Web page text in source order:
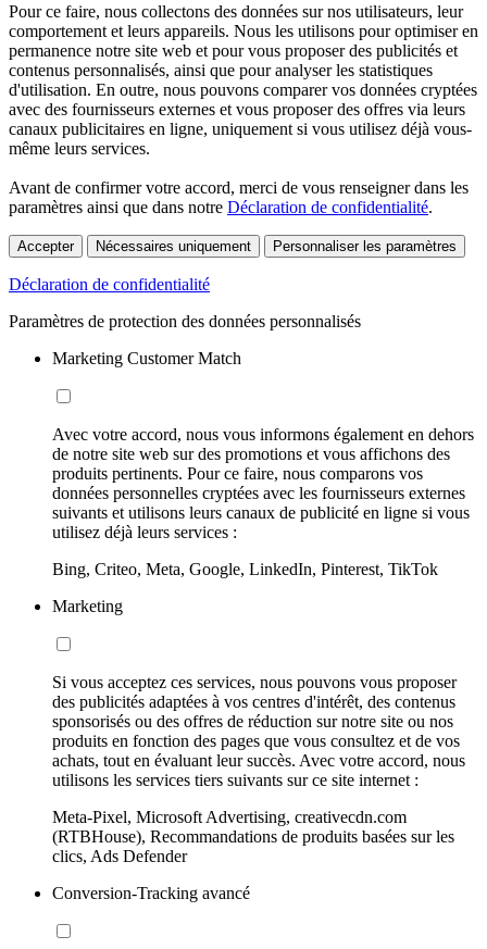
Pour ce faire, nous collectons des données sur nos utilisateurs, leur
comportement et leurs appareils. Nous les utilisons pour optimiser en
permanence notre site web et pour vous proposer des publicités et
contenus personnalisés, ainsi que pour analyser les statistiques
d'utilisation. En outre, nous pouvons comparer vos données cryptées
avec des fournisseurs externes et vous proposer des offres via leurs
canaux publicitaires en ligne, uniquement si vous utilisez déjà vous-
même leurs services.
Avant de confirmer votre accord, merci de vous renseigner dans les
paramètres ainsi que dans notre Déclaration de confidentialité.
Accepter Nécessaires uniquement Personnaliser les paramètres
Déclaration de confidentialité
Paramètres de protection des données personnalisés
Marketing Customer Match
Avec votre accord, nous vous informons également en dehors
de notre site web sur des promotions et vous affichons des
produits pertinents. Pour ce faire, nous comparons vos
données personnelles cryptées avec les fournisseurs externes
suivants et utilisons leurs canaux de publicité en ligne si vous
utilisez déjà leurs services :
Bing, Criteo, Meta, Google, LinkedIn, Pinterest, TikTok
Marketing
Si vous acceptez ces services, nous pouvons vous proposer
des publicités adaptées à vos centres d'intérêt, des contenus
sponsorisés ou des offres de réduction sur notre site ou nos
produits en fonction des pages que vous consultez et de vos
achats, tout en évaluant leur succès. Avec votre accord, nous
utilisons les services tiers suivants sur ce site internet :
Meta-Pixel, Microsoft Advertising, creativecdn.com
(RTBHouse), Recommandations de produits basées sur les
clics, Ads Defender
Conversion-Tracking avancé